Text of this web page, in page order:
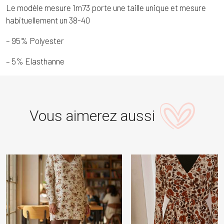
Le modèle mesure 1m73 porte une taille unique et mesure
habituellement un 38-40
– 95% Polyester
– 5% Elasthanne
Vous aimerez aussi